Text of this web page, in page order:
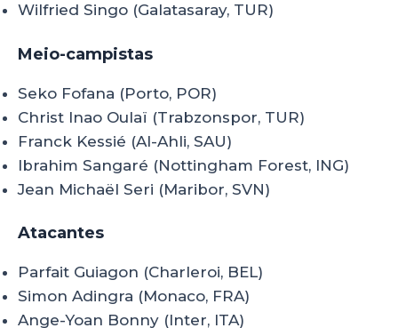
Wilfried Singo (Galatasaray, TUR)
Meio-campistas
Seko Fofana (Porto, POR)
Christ Inao Oulaï (Trabzonspor, TUR)
Franck Kessié (Al-Ahli, SAU)
Ibrahim Sangaré (Nottingham Forest, ING)
Jean Michaël Seri (Maribor, SVN)
Atacantes
Parfait Guiagon (Charleroi, BEL)
Simon Adingra (Monaco, FRA)
Ange-Yoan Bonny (Inter, ITA)